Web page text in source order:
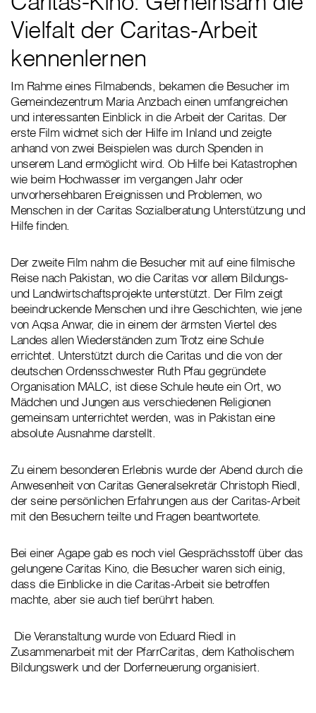
Vielfalt der Caritas-Arbeit
kennenlernen
Im Rahme eines Filmabends, bekamen die Besucher im
Gemeindezentrum Maria Anzbach einen umfangreichen
und interessanten Einblick in die Arbeit der Caritas. Der
erste Film widmet sich der Hilfe im Inland und zeigte
anhand von zwei Beispielen was durch Spenden in
unserem Land ermöglicht wird. Ob Hilfe bei Katastrophen
wie beim Hochwasser im vergangen Jahr oder
unvorhersehbaren Ereignissen und Problemen, wo
Menschen in der Caritas Sozialberatung Unterstützung und
Hilfe finden.
Der zweite Film nahm die Besucher mit auf eine filmische
Reise nach Pakistan, wo die Caritas vor allem Bildungs-
und Landwirtschaftsprojekte unterstützt. Der Film zeigt
beeindruckende Menschen und ihre Geschichten, wie jene
von Aqsa Anwar, die in einem der ärmsten Viertel des
Landes allen Wiederständen zum Trotz eine Schule
errichtet. Unterstützt durch die Caritas und die von der
deutschen Ordensschwester Ruth Pfau gegründete
Organisation MALC, ist diese Schule heute ein Ort, wo
Mädchen und Jungen aus verschiedenen Religionen
gemeinsam unterrichtet werden, was in Pakistan eine
absolute Ausnahme darstellt.
Zu einem besonderen Erlebnis wurde der Abend durch die
Anwesenheit von Caritas Generalsekretär Christoph Riedl,
der seine persönlichen Erfahrungen aus der Caritas-Arbeit
mit den Besuchern teilte und Fragen beantwortete.
Bei einer Agape gab es noch viel Gesprächsstoff über das
gelungene Caritas Kino, die Besucher waren sich einig,
dass die Einblicke in die Caritas-Arbeit sie betroffen
machte, aber sie auch tief berührt haben.
Die Veranstaltung wurde von Eduard Riedl in
Zusammenarbeit mit der PfarrCaritas, dem Katholischem
Bildungswerk und der Dorferneuerung organisiert.